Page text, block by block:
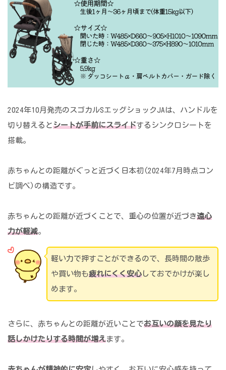
2024年10月発売のスゴカルSエッグショックJAは、ハンドルを
切り替えるとシートが手前にスライドするシンクロシートを
搭載。
赤ちゃんとの距離がぐっと近づく日本初(2024年7月時点コン
ビ調べ)の構造です。
赤ちゃんとの距離が近づくことで、重心の位置が近づき遠心
力が軽減。
軽い力で押すことができるので、長時間の散歩
や買い物も疲れにくく安心しておでかけが楽し
めます。
さらに、赤ちゃんとの距離が近いことでお互いの顔を見たり
話しかけたりする時間が増えます。